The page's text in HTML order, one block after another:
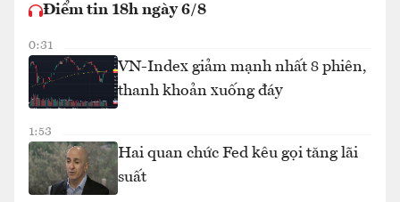
Điểm tin 18h ngày 6/8
0:31
VN-Index giảm mạnh nhất 8 phiên,
thanh khoản xuống đáy
1:53
Hai quan chức Fed kêu gọi tăng lãi
suất